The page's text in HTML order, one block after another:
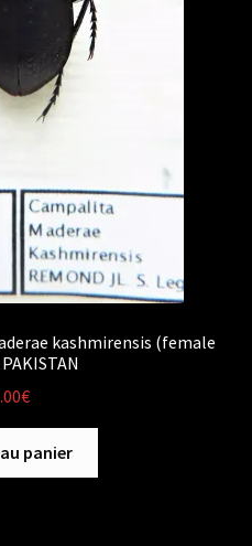
kashmirensis (female
€
panier